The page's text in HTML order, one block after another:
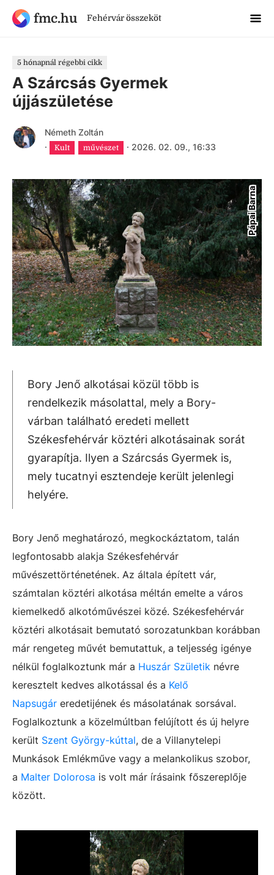
fmc.hu Fehérvár összeköt
5 hónapnál régebbi cikk
A Szárcsás Gyermek
újjászületése
Németh Zoltán
·
Kult művészet · 2026. 02. 09., 16:33
Pápai Barna
Bory Jenő alkotásai közül több is
rendelkezik másolattal, mely a Bory-
várban található eredeti mellett
Székesfehérvár köztéri alkotásainak sorát
gyarapítja. Ilyen a Szárcsás Gyermek is,
mely tucatnyi esztendeje került jelenlegi
helyére.
Bory Jenő meghatározó, megkockáztatom, talán
legfontosabb alakja Székesfehérvár
művészettörténetének. Az általa épített vár,
számtalan köztéri alkotása méltán emelte a város
kiemelkedő alkotóművészei közé. Székesfehérvár
köztéri alkotásait bemutató sorozatunkban korábban
már rengeteg művét bemutattuk, a teljesség igénye
nélkül foglalkoztunk már a Huszár Születik névre
keresztelt kedves alkotással és a Kelő
Napsugár eredetijének és másolatának sorsával.
Foglalkoztunk a közelmúltban felújított és új helyre
került Szent György-kúttal, de a Villanytelepi
Munkások Emlékműve vagy a melankolikus szobor,
a Malter Dolorosa is volt már írásaink főszereplője
között.